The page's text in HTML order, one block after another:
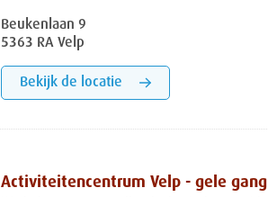
Beukenlaan 9
5363 RA Velp
Bekijk de locatie
Activiteitencentrum Velp - gele gang